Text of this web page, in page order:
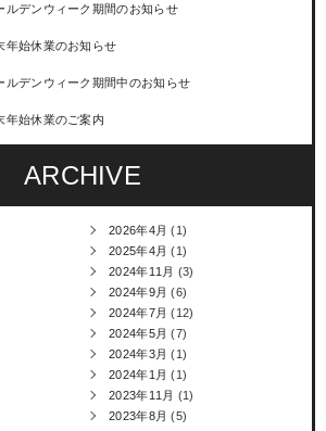
ルデンウィーク期間のお知らせ
年始休業のお知らせ
ルデンウィーク期間中のお知らせ
年始休業のご案内
ARCHIVE
2026年4月 (1)
2025年4月 (1)
2024年11月 (3)
2024年9月 (6)
2024年7月 (12)
2024年5月 (7)
2024年3月 (1)
2024年1月 (1)
2023年11月 (1)
2023年8月 (5)